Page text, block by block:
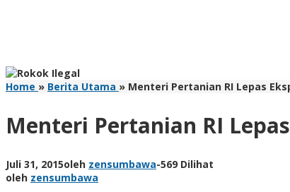
Home » Berita Utama » Menteri Pertanian RI Lepas
Menteri Pertanian RI
Juli 31, 2015oleh zensumbawa-569 Dilihat
oleh zensumbawa